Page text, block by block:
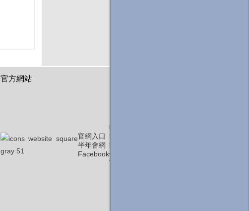
官方網站
官網入口
半年會網
Facebook
E-
School
簡報上
傳
Youtube